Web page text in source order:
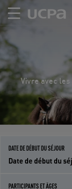
Vivre avec
DATE DE DÉBUT DU SÉJOUR
Date de début du
PARTICIPANTS ET ÂGES